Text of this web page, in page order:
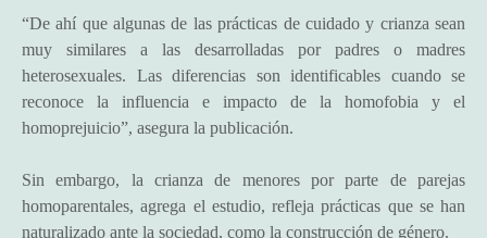
“De ahí que algunas de las prácticas de cuidado y crianza sean
muy similares a las desarrolladas por padres o madres
heterosexuales. Las diferencias son identificables cuando se
reconoce la influencia e impacto de la homofobia y el
homoprejuicio”, asegura la publicación.
Sin embargo, la crianza de menores por parte de parejas
homoparentales, agrega el estudio, refleja prácticas que se han
naturalizado ante la sociedad, como la construcción de género.